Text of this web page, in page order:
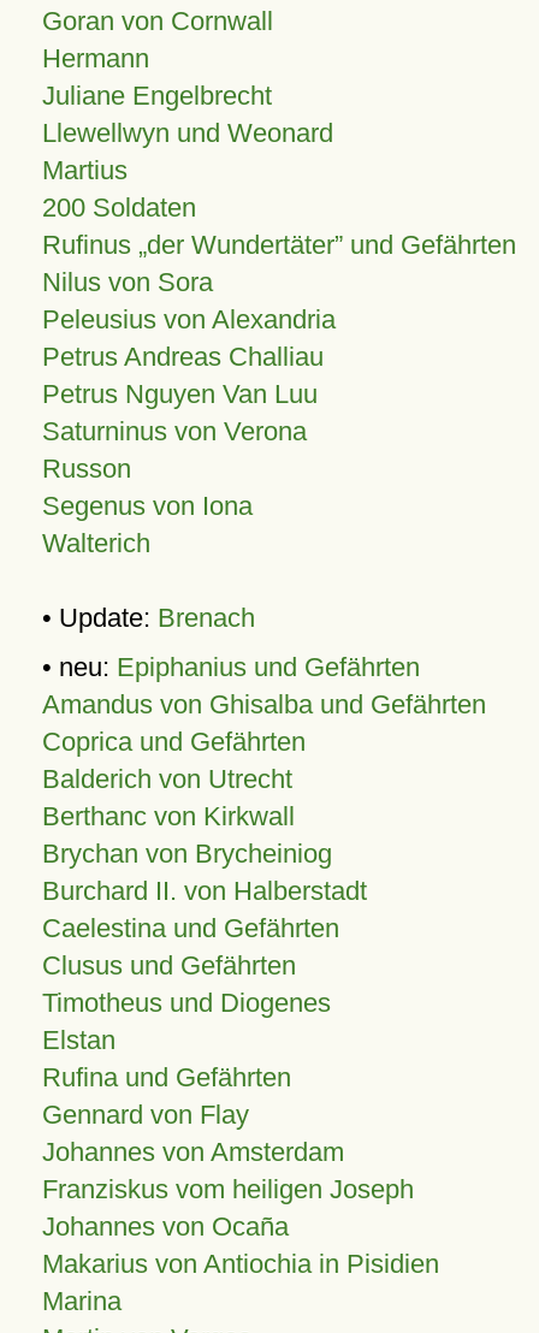
Goran von Cornwall
Hermann
Juliane Engelbrecht
Llewellwyn und Weonard
Martius
200 Soldaten
Rufinus „der Wundertäter” und Gefährten
Nilus von Sora
Peleusius von Alexandria
Petrus Andreas Challiau
Petrus Nguyen Van Luu
Saturninus von Verona
Russon
Segenus von Iona
Walterich
• Update: Brenach
• neu: Epiphanius und Gefährten
Amandus von Ghisalba und Gefährten
Coprica und Gefährten
Balderich von Utrecht
Berthanc von Kirkwall
Brychan von Brycheiniog
Burchard II. von Halberstadt
Caelestina und Gefährten
Clusus und Gefährten
Timotheus und Diogenes
Elstan
Rufina und Gefährten
Gennard von Flay
Johannes von Amsterdam
Franziskus vom heiligen Joseph
Johannes von Ocaña
Makarius von Antiochia in Pisidien
Marina